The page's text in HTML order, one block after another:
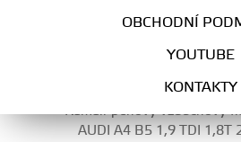
OBCHODNÍ
YOUTUBE
KONTAKTY
Ramair pěnový vzduchový
AUDI A4 B5 1,9 TDI 1,8T